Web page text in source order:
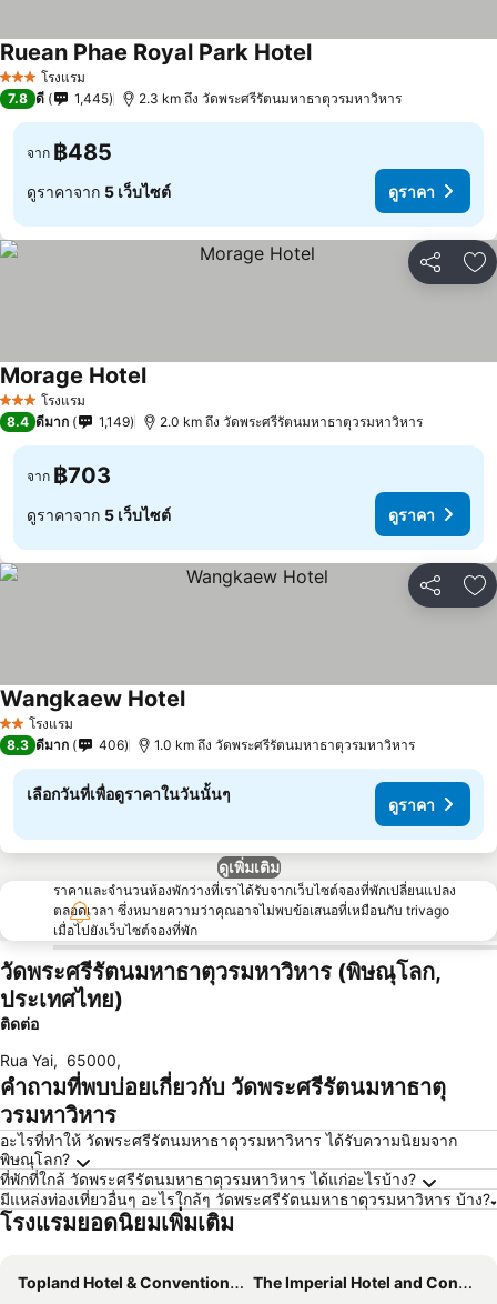
3 ดาว โรงแรม
Ruean Phae Royal Park Hotel
7.8 ดี 1,445 2.3 km ถึง วัดพระศรีรัตนมหาธาตุวรมหาวิหาร
จาก ฿485
ดูราคาจาก 5 เว็บไซต์ ดูราคา
แชร์ เ
3 ดาว โรงแรม
Morage Hotel
8.4 ดีมาก 1,149 2.0 km ถึง วัดพระศรีรัตนมหาธาตุวรมหาวิหาร
จาก ฿703
ดูราคาจาก 5 เว็บไซต์ ดูราคา
แชร์ เ
2 ดาวโรงแรม
Wangkaew Hotel
8.3 ดีมาก 406 1.0 km ถึง วัดพระศรีรัตนมหาธาตุวรมหาวิหาร
เลือกวันที่เพื่อดูราคาในวันนั้นๆ
ดูราคา
ดูเพิ่มเติม
ราคาและจำนวนห้องพักว่างที่เราได้รับจากเว็บไซต์จองที่พักเปลี่ยนแปลง
ตลอดเวลา ซึ่งหมายความว่าคุณอาจไม่พบข้อเสนอที่เหมือนกับ trivago
เมื่อไปยังเว็บไซต์จองที่พัก
วัดพระศรีรัตนมหาธาตุวรมหาวิหาร (พิษณุโลก,
ประเทศไทย)
ติดต่อ
Rua Yai, 65000,
คำถามที่พบบ่อยเกี่ยวกับ วัดพระศรีรัตนมหาธาตุ
วรมหาวิหาร
อะไรที่ทำให้ วัดพระศรีรัตนมหาธาตุวรมหาวิหาร ได้รับความนิยมจาก
พิษณุโลก?
ที่พักที่ใกล้ วัดพระศรีรัตนมหาธาตุวรมหาวิหาร ได้แก่อะไรบ้าง?
มีแหล่งท่องเที่ยวอื่นๆ อะไรใกล้ๆ วัดพระศรีรัตนมหาธาตุวรมหาวิหาร บ้าง?
โรงแรมยอดนิยมเพิ่มเติม
Topland Hotel & Convention Centre
The Imperial Hotel and Convention Centre Phitsanulok